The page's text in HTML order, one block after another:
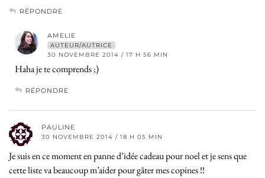
RÉPONDRE
AMELIE
AUTEUR/AUTRICE
30 NOVEMBRE 2014 / 17 H 56 MIN
Haha je te comprends ;)
RÉPONDRE
PAULINE
30 NOVEMBRE 2014 / 18 H 05 MIN
Je suis en ce moment en panne d’idée cadeau pour noel et je sens que
cette liste va beaucoup m’aider pour gâter mes copines !!